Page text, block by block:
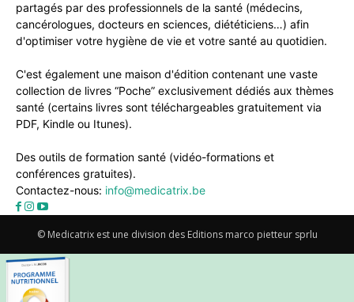
partagés par des professionnels de la santé (médecins,
cancérologues, docteurs en sciences, diététiciens…) afin
d'optimiser votre hygiène de vie et votre santé au quotidien.
C'est également une maison d'édition contenant une vaste
collection de livres “Poche” exclusivement dédiés aux thèmes
santé (certains livres sont téléchargeables gratuitement via
PDF, Kindle ou Itunes).
Des outils de formation santé (vidéo-formations et
conférences gratuites).
Contactez-nous: info@medicatrix.be
© Medicatrix est une division des Editions marco pietteur sprlu